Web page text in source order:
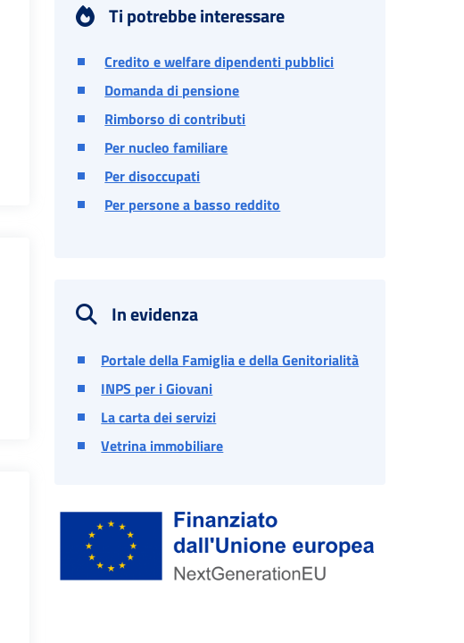
Ti potrebbe interessare
Credito e welfare dipendenti pubblici
Domanda di pensione
Rimborso di contributi
Per nucleo familiare
Per disoccupati
Per persone a basso reddito
In evidenza
Portale della Famiglia e della Genitorialità
INPS per i Giovani
La carta dei servizi
Vetrina immobiliare